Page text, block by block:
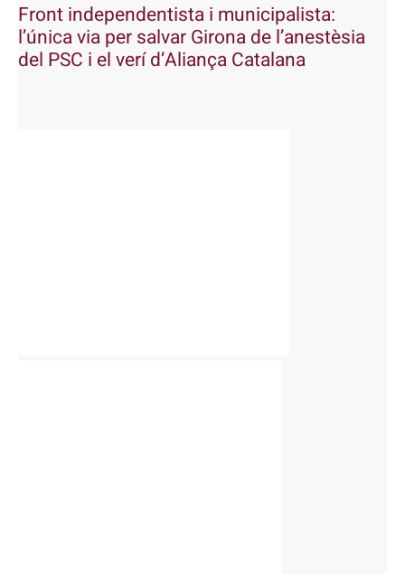
Front independentista i municipalista:
l’única via per salvar Girona de l’anestèsia
del PSC i el verí d’Aliança Catalana